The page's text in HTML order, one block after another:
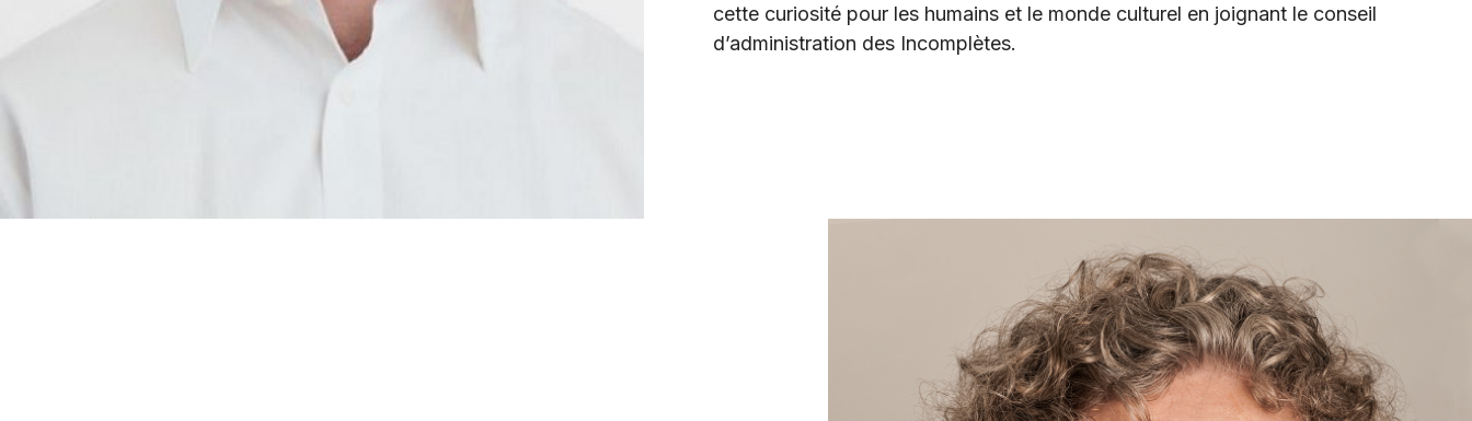
cette curiosité pour les humains et le monde culturel en joignant le conseil
d’administration des Incomplètes.